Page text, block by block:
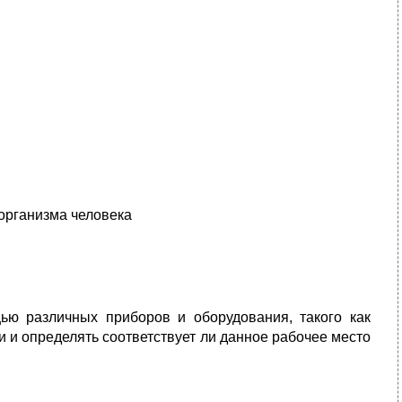
человека
различных приборов и оборудования, такого как
определять соответствует ли данное рабочее место